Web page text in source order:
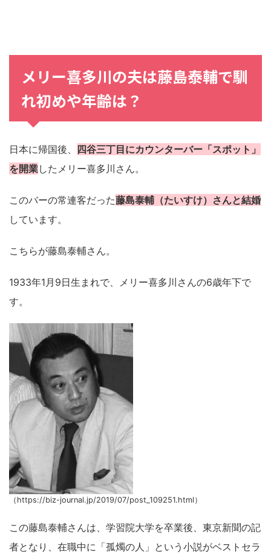
メリー喜多川の夫は藤島泰輔で馴
れ初めや年齢は？
日本に帰国後、 四谷三丁目にカウンターバー「スポット」
を開業したメリー喜多川さん。
このバーの常連客だった藤島泰輔（たいすけ）さんと結婚
しています。
こちらが藤島泰輔さん。
1933年1月9日生まれで、メリー喜多川さんの6歳年下で
す。
（https://biz-journal.jp/2019/07/post_109251.html）
この藤島泰輔さんは、学習院大学を卒業後、東京新聞の記
者となり、在職中に「孤燭の人」という小説がベストセラ